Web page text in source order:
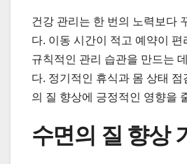
건강 관리는 한 번의 노력보다
다. 이동 시간이 적고 예약이
규칙적인 관리 습관을 만드는
다. 정기적인 휴식과 몸 상태
의 질 향상에 긍정적인 영향을
수면의 질 향상